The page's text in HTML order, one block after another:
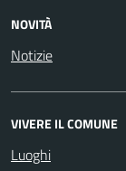
NOVITÀ
Notizie
VIVERE IL COMUNE
Luoghi